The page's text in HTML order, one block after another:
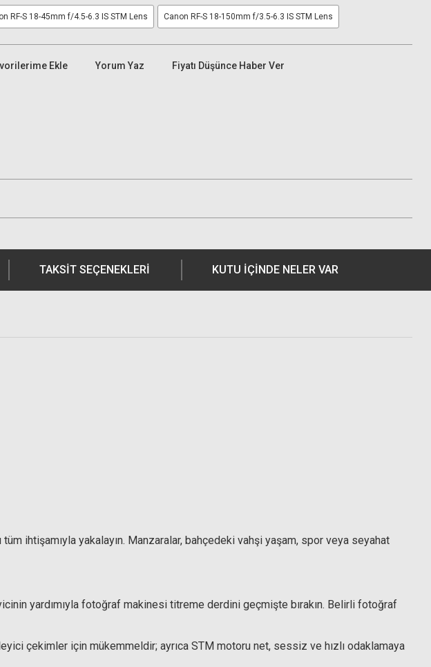
RF-S 18-45mm f/4.5-6.3 IS STM Lens Canon RF-S 18-150mm f/3.5-6.3 IS STM Lens
Yorum Yaz Fiyatı Düşünce Haber Ver
TAKSIT SEÇENEKLERI KUTU İÇİNDE NELER VAR
ihtişamıyla yakalayın. Manzaralar, bahçedeki vahşi yaşam, spor veya seyahat
yardımıyla fotoğraf makinesi titreme derdini geçmişte bırakın. Belirli fotoğraf
çekimler için mükemmeldir; ayrıca STM motoru net, sessiz ve hızlı odaklamaya